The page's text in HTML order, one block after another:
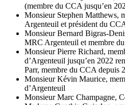
(membre du CCA jusqu’en
Monsieur Stephen Matthews,
Argenteuil et président du
Monsieur Bernard Bigras-
MRC Argenteuil et membre
Monsieur Pierre Richard,
d’Argenteuil jusqu’en 2022
Parr, membre du CCA depuis
Monsieur Kévin Maurice,
d’Argenteuil
Monsieur Marc Champagne,